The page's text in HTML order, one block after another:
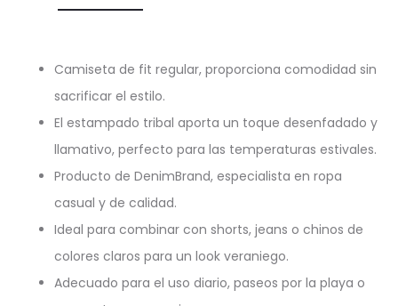
Camiseta de fit regular, proporciona comodidad sin
sacrificar el estilo.
El estampado tribal aporta un toque desenfadado y
llamativo, perfecto para las temperaturas estivales.
Producto de DenimBrand, especialista en ropa
casual y de calidad.
Ideal para combinar con shorts, jeans o chinos de
colores claros para un look veraniego.
Adecuado para el uso diario, paseos por la playa o